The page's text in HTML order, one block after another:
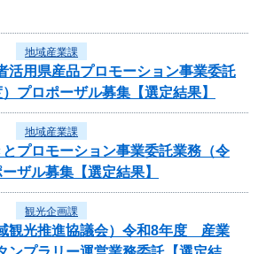
地域産業課
活用県産品プロモーション事業委託
プロポーザル募集【選定結果】
地域産業課
プロモーション事業委託業務（令
ザル募集【選定結果】
観光企画課
観光推進協議会）令和8年度 産業